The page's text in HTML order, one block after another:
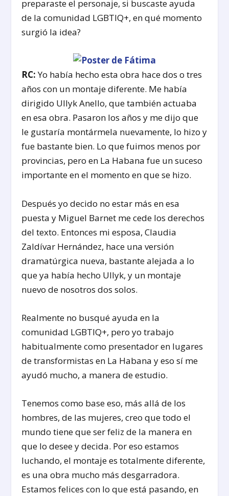
preparaste el personaje, si buscaste ayuda
de la comunidad LGBTIQ+, en qué momento
surgió la idea?
RC:Yo había hecho esta obra hace dos o tres
años con un montaje diferente. Me había
dirigido Ullyk Anello, que también actuaba
en esa obra. Pasaron los años y me dijo que
le gustaría montármela nuevamente, lo hizo y
fue bastante bien. Lo que fuimos menos por
provincias, pero en La Habana fue un suceso
importante en el momento en que se hizo.
Después yo decido no estar más en esa
puesta y Miguel Barnet me cede los derechos
del texto. Entonces mi esposa, Claudia
Zaldívar Hernández, hace una versión
dramatúrgica nueva, bastante alejada a lo
que ya había hecho Ullyk, y un montaje
nuevo de nosotros dos solos.
Realmente no busqué ayuda en la
comunidad LGBTIQ+, pero yo trabajo
habitualmente como presentador en lugares
de transformistas en La Habana y eso sí me
ayudó mucho, a manera de estudio.
Tenemos como base eso, más allá de los
hombres, de las mujeres, creo que todo el
mundo tiene que ser feliz de la manera en
que lo desee y decida. Por eso estamos
luchando, el montaje es totalmente diferente,
es una obra mucho más desgarradora.
Estamos felices con lo que está pasando, en